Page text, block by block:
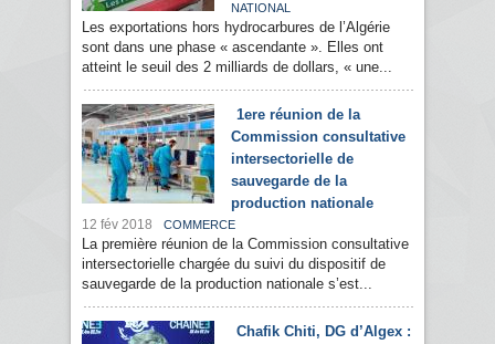
NATIONAL
Les exportations hors hydrocarbures de l’Algérie
sont dans une phase « ascendante ». Elles ont
atteint le seuil des 2 milliards de dollars, « une...
1ere réunion de la
Commission consultative
intersectorielle de
sauvegarde de la
production nationale
12 fév 2018 COMMERCE
La première réunion de la Commission consultative
intersectorielle chargée du suivi du dispositif de
sauvegarde de la production nationale s’est...
Chafik Chiti, DG d’Algex :